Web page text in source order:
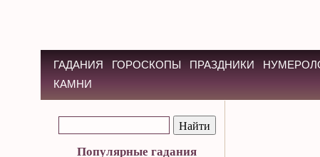
ГАДАНИЯ ГОРОСКОПЫ ПРАЗДНИКИ
КАМНИ
Популярные гадания